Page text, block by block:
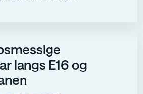
langs E16 og